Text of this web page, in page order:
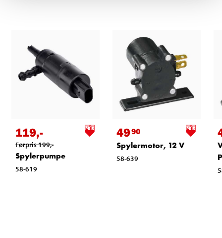
119,-
Førpris199,-
Spylerpumpe
58-619
4990
Spylermotor, 12 V
58-639